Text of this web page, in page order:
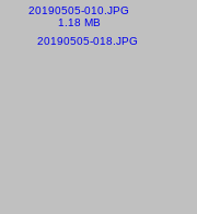
20190505-010.JPG
1.18 MB